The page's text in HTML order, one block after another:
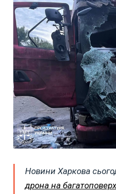
Новини Харкова
дрона на